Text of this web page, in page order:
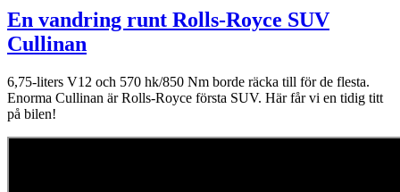
En vandring runt Rolls-Royce SUV
Cullinan
6,75-liters V12 och 570 hk/850 Nm borde räcka till för de flesta.
Enorma Cullinan är Rolls-Royce första SUV. Här får vi en tidig titt
på bilen!